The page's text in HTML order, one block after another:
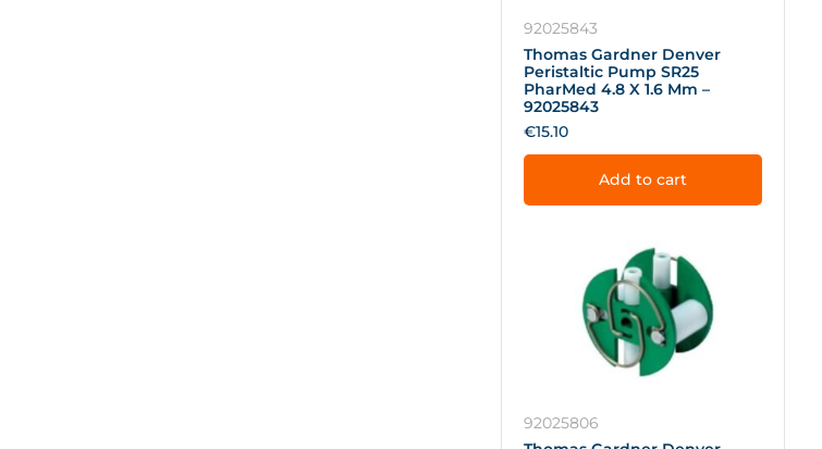
92025843
Thomas Gardner Denver
Peristaltic Pump SR25
PharMed 4.8 X 1.6 Mm –
92025843
€15.10
Add to cart
92025806